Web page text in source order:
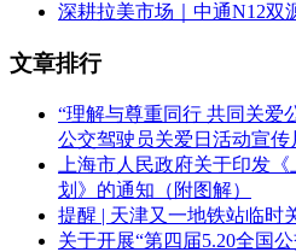
深耕拉美市场｜中通N12双
文章排行
“理解与尊重同行 共同关爱
公交驾驶员关爱日活动宣传
上海市人民政府关于印发
划》的通知（附图解）
提醒 | 天津又一地铁站临时
关于开展“第四届5.20全国